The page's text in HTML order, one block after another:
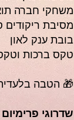
משחקי חברה
מסיבת ריקודים
בובת ענק לאון
טקס ברכות
🎁 הטבה
שדרוגי